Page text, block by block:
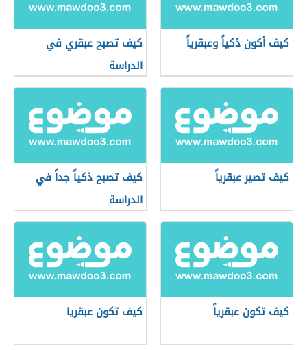
كيف أكون ذكياً وعبقرياً
كيف تصبح عبقري في
الدراسة
كيف تصير عبقرياً
كيف تصبح ذكياً جداً في
الدراسة
كيف تكون عبقرياً كيف تكون عبقريا